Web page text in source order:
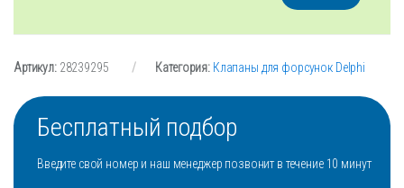
Артикул: 28239295 Категория: Клапаны для форсунок Delphi
Бесплатный подбор
Введите свой номер и наш менеджер позвонит в течение 10 минут